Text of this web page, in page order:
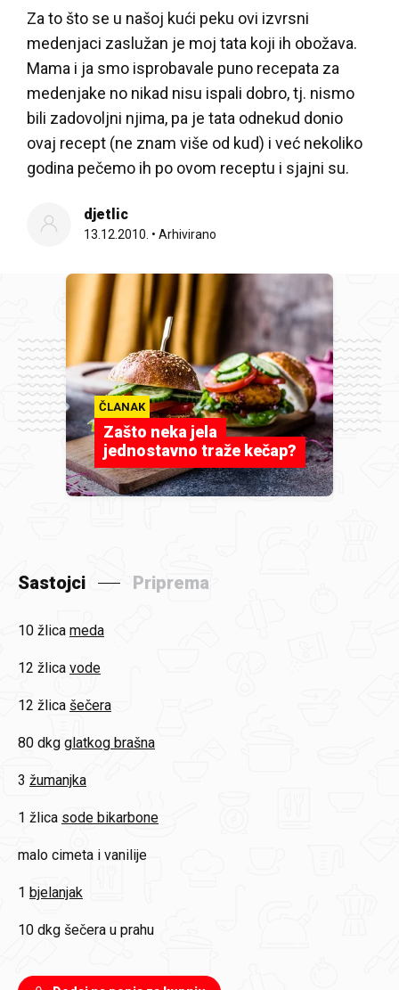
Za to što se u našoj kući peku ovi izvrsni
medenjaci zaslužan je moj tata koji ih obožava.
Mama i ja smo isprobavale puno recepata za
medenjake no nikad nisu ispali dobro, tj. nismo
bili zadovoljni njima, pa je tata odnekud donio
ovaj recept (ne znam više od kud) i već nekoliko
godina pečemo ih po ovom receptu i sjajni su.
djetlic
13.12.2010. • Arhivirano
ČLANAK
Zašto neka jela
jednostavno traže kečap?
Sastojci Priprema
10 žlica meda
12 žlica vode
12 žlica šečera
80 dkg glatkog brašna
3 žumanjka
1 žlica sode bikarbone
malo cimeta i vanilije
1 bjelanjak
10 dkg šečera u prahu